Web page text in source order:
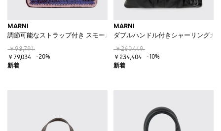
MARNI
調節可能なストラップ付き スモール クロシェウール ショルダーバッグ
￥98,791
￥79,034
-20%
MARNI
ダブルハンドル付きシャーリングカ
￥260,449
￥234,404
-10%